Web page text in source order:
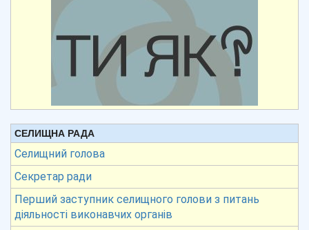
СЕЛИЩНА РАДА
Селищний голова
Секретар ради
Перший заступник селищного голови з питань
діяльності виконавчих органів